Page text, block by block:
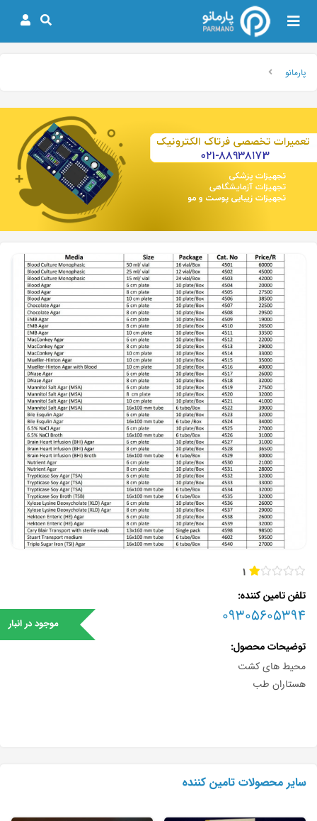
پارمانو
1
موجود در انبار
تلفن تامین کننده
09305605394
توضیحات محصول
محیط های کشت
هستاران طب
سایر محصولات تامین کننده